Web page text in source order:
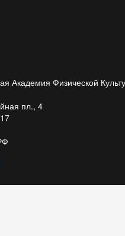
Академия Физической
пл., 4